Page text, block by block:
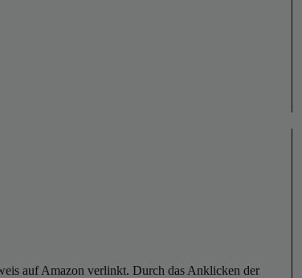
auf Amazon verlinkt. Durch das Anklicken der